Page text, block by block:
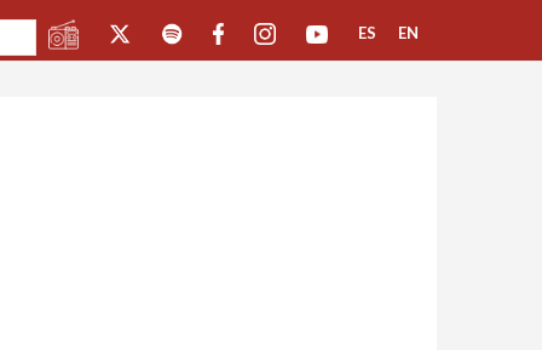
ES EN